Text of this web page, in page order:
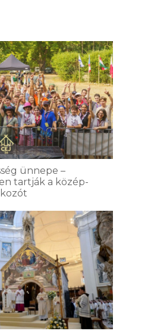
ünnepe –
tartják a közép-